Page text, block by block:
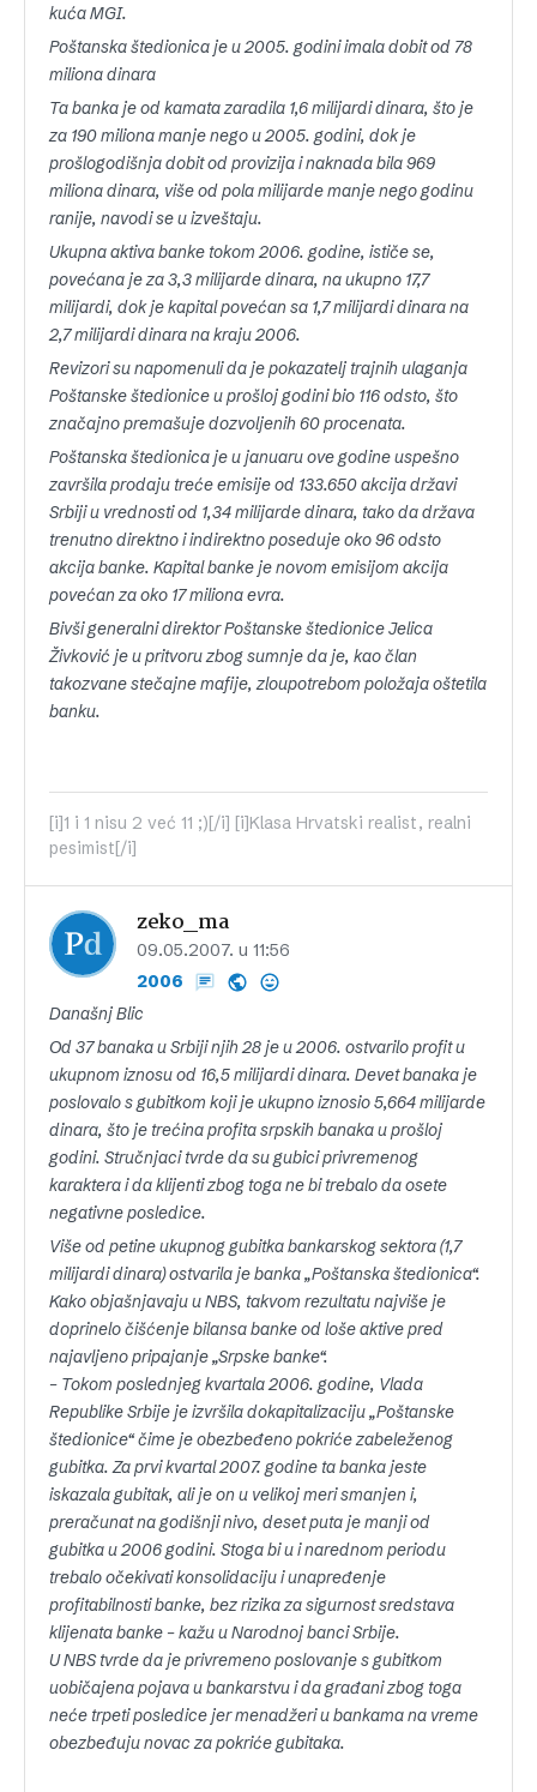
kuća MGI.
Poštanska štedionica je u 2005. godini imala dobit od 78
miliona dinara
Ta banka je od kamata zaradila 1,6 milijardi dinara, što je
za 190 miliona manje nego u 2005. godini, dok je
prošlogodišnja dobit od provizija i naknada bila 969
miliona dinara, više od pola milijarde manje nego godinu
ranije, navodi se u izveštaju.
Ukupna aktiva banke tokom 2006. godine, ističe se,
povećana je za 3,3 milijarde dinara, na ukupno 17,7
milijardi, dok je kapital povećan sa 1,7 milijardi dinara na
2,7 milijardi dinara na kraju 2006.
Revizori su napomenuli da je pokazatelj trajnih ulaganja
Poštanske štedionice u prošloj godini bio 116 odsto, što
značajno premašuje dozvoljenih 60 procenata.
Poštanska štedionica je u januaru ove godine uspešno
završila prodaju treće emisije od 133.650 akcija državi
Srbiji u vrednosti od 1,34 milijarde dinara, tako da država
trenutno direktno i indirektno poseduje oko 96 odsto
akcija banke. Kapital banke je novom emisijom akcija
povećan za oko 17 miliona evra.
Bivši generalni direktor Poštanske štedionice Jelica
Živković je u pritvoru zbog sumnje da je, kao član
takozvane stečajne mafije, zloupotrebom položaja oštetila
banku.
[i]1 i 1 nisu 2 već 11 ;)[/i] [i]Klasa Hrvatski realist, realni
pesimist[/i]
zeko_ma
09.05.2007. u 11:56
2006
Današnj Blic
Od 37 banaka u Srbiji njih 28 je u 2006. ostvarilo profit u
ukupnom iznosu od 16,5 milijardi dinara. Devet banaka je
poslovalo s gubitkom koji je ukupno iznosio 5,664 milijarde
dinara, što je trećina profita srpskih banaka u prošloj
godini. Stručnjaci tvrde da su gubici privremenog
karaktera i da klijenti zbog toga ne bi trebalo da osete
negativne posledice.
Više od petine ukupnog gubitka bankarskog sektora (1,7
milijardi dinara) ostvarila je banka „Poštanska štedionica“.
Kako objašnjavaju u NBS, takvom rezultatu najviše je
doprinelo čišćenje bilansa banke od loše aktive pred
najavljeno pripajanje „Srpske banke“.
– Tokom poslednjeg kvartala 2006. godine, Vlada
Republike Srbije je izvršila dokapitalizaciju „Poštanske
štedionice“ čime je obezbeđeno pokriće zabeleženog
gubitka. Za prvi kvartal 2007. godine ta banka jeste
iskazala gubitak, ali je on u velikoj meri smanjen i,
preračunat na godišnji nivo, deset puta je manji od
gubitka u 2006 godini. Stoga bi u i narednom periodu
trebalo očekivati konsolidaciju i unapređenje
profitabilnosti banke, bez rizika za sigurnost sredstava
klijenata banke – kažu u Narodnoj banci Srbije.
U NBS tvrde da je privremeno poslovanje s gubitkom
uobičajena pojava u bankarstvu i da građani zbog toga
neće trpeti posledice jer menadžeri u bankama na vreme
obezbeđuju novac za pokriće gubitaka.